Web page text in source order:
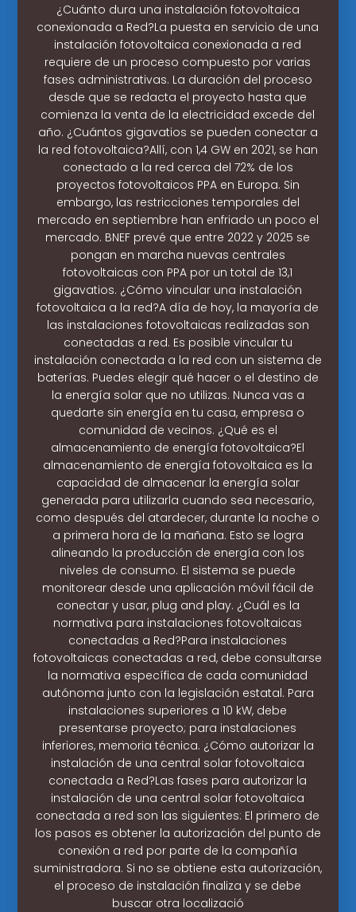
¿Cuánto dura una instalación fotovoltaica
conexionada a Red?La puesta en servicio de una
instalación fotovoltaica conexionada a red
requiere de un proceso compuesto por varias
fases administrativas. La duración del proceso
desde que se redacta el proyecto hasta que
comienza la venta de la electricidad excede del
año. ¿Cuántos gigavatios se pueden conectar a
la red fotovoltaica?Allí, con 1,4 GW en 2021, se han
conectado a la red cerca del 72% de los
proyectos fotovoltaicos PPA en Europa. Sin
embargo, las restricciones temporales del
mercado en septiembre han enfriado un poco el
mercado. BNEF prevé que entre 2022 y 2025 se
pongan en marcha nuevas centrales
fotovoltaicas con PPA por un total de 13,1
gigavatios. ¿Cómo vincular una instalación
fotovoltaica a la red?A día de hoy, la mayoría de
las instalaciones fotovoltaicas realizadas son
conectadas a red. Es posible vincular tu
instalación conectada a la red con un sistema de
baterías. Puedes elegir qué hacer o el destino de
la energía solar que no utilizas. Nunca vas a
quedarte sin energía en tu casa, empresa o
comunidad de vecinos. ¿Qué es el
almacenamiento de energía fotovoltaica?El
almacenamiento de energía fotovoltaica es la
capacidad de almacenar la energía solar
generada para utilizarla cuando sea necesario,
como después del atardecer, durante la noche o
a primera hora de la mañana. Esto se logra
alineando la producción de energía con los
niveles de consumo. El sistema se puede
monitorear desde una aplicación móvil fácil de
conectar y usar, plug and play. ¿Cuál es la
normativa para instalaciones fotovoltaicas
conectadas a Red?Para instalaciones
fotovoltaicas conectadas a red, debe consultarse
la normativa específica de cada comunidad
autónoma junto con la legislación estatal. Para
instalaciones superiores a 10 kW, debe
presentarse proyecto; para instalaciones
inferiores, memoria técnica. ¿Cómo autorizar la
instalación de una central solar fotovoltaica
conectada a Red?Las fases para autorizar la
instalación de una central solar fotovoltaica
conectada a red son las siguientes: El primero de
los pasos es obtener la autorización del punto de
conexión a red por parte de la compañía
suministradora. Si no se obtiene esta autorización,
el proceso de instalación finaliza y se debe
buscar otra localizació